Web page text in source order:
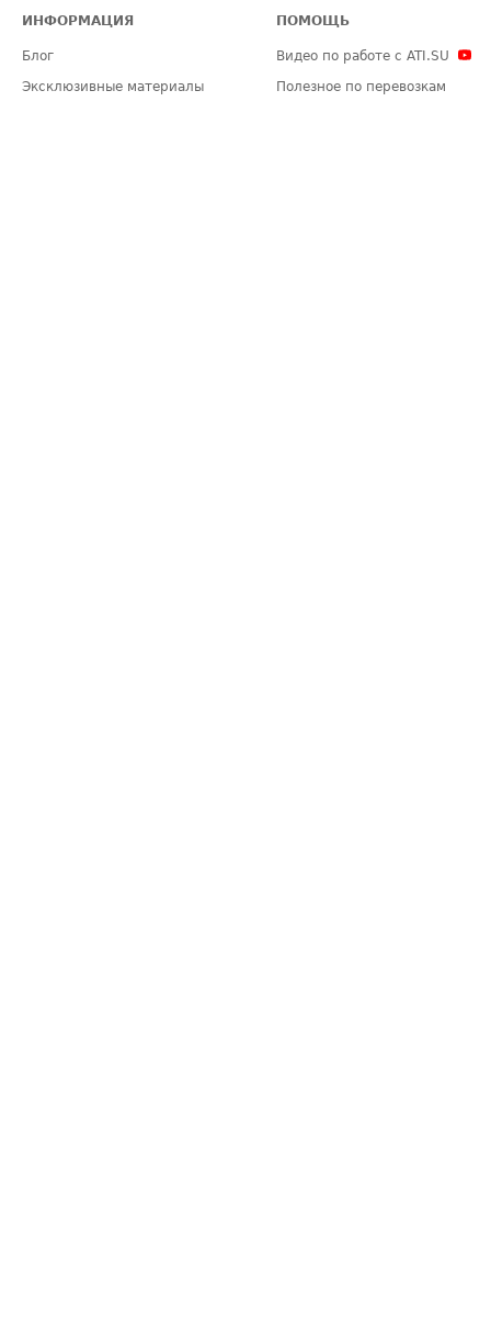
ИНФОРМАЦИЯ
Блог
Эксклюзивные материалы
ПОМОЩЬ
Видео по работе с ATI.SU
Полезное по перевозкам